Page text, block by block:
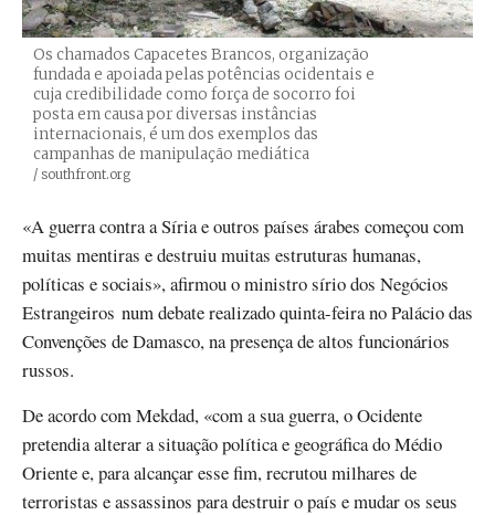
Os chamados Capacetes Brancos, organização
fundada e apoiada pelas potências ocidentais e
cuja credibilidade como força de socorro foi
posta em causa por diversas instâncias
internacionais, é um dos exemplos das
campanhas de manipulação mediática
Créditos
/ southfront.org
«A guerra contra a Síria e outros países árabes começou com
muitas mentiras e destruiu muitas estruturas humanas,
políticas e sociais», afirmou o ministro sírio dos Negócios
Estrangeiros num debate realizado quinta-feira no Palácio das
Convenções de Damasco, na presença de altos funcionários
russos.
De acordo com Mekdad, «com a sua guerra, o Ocidente
pretendia alterar a situação política e geográfica do Médio
Oriente e, para alcançar esse fim, recrutou milhares de
terroristas e assassinos para destruir o país e mudar os seus